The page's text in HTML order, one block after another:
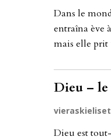
Dans le
ent­raî­na ève
mais el­le prit
Dieu –
Dieu est